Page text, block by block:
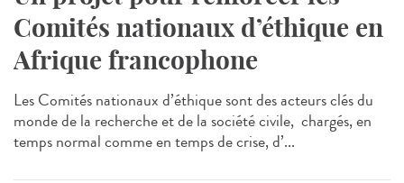
Comités nationaux d’éthique en
Afrique francophone
Les Comités nationaux d’éthique sont des acteurs clés du
monde de la recherche et de la société civile, chargés, en
temps normal comme en temps de crise, d’...